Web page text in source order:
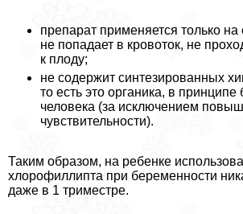
препарат применяется только на
не попадает в кровоток, не
к плоду;
не содержит синтезированных
то есть это органика, в
человека (за исключением
чувствительности).
Таким образом, на ребенке
хлорофиллипта при беременности
даже в 1 триместре.